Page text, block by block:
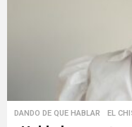
DANDO DE QUE HABLAR ,EL